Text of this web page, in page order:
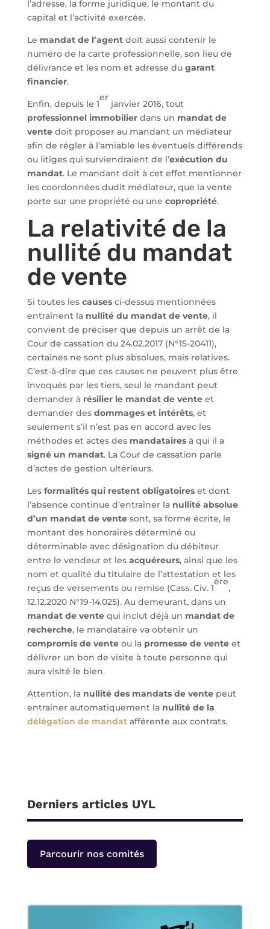
l’adresse, la forme juridique, le montant du
capital et l’activité exercée.
Le mandat de l’agentdoit aussi contenir le
numéro de la carte professionnelle, son lieu de
délivrance et les nom et adresse du garant
financier.
Enfin, depuis le 1
er
janvier 2016, tout
professionnel immobilierdans un mandat de
ventedoit proposer au mandant un médiateur
afin de régler à l’amiable les éventuels différends
ou litiges qui surviendraient de l’exécution du
mandat. Le mandant doit à cet effet mentionner
les coordonnées dudit médiateur, que la vente
porte sur une propriété ou une copropriété.
La relativité de la
nullité du mandat
de vente
Si toutes les causesci-dessus mentionnées
entraînent la nullité du mandat de vente, il
convient de préciser que depuis un arrêt de la
Cour de cassation du 24.02.2017 (N°15-20411),
certaines ne sont plus absolues, mais relatives.
C’est-à-dire que ces causes ne peuvent plus être
invoqués par les tiers, seul le mandant peut
demander à résilier le mandat de venteet
demander des dommages et intérêts, et
seulement s’il n’est pas en accord avec les
méthodes et actes des mandatairesà qui il a
signé un mandat. La Cour de cassation parle
d’actes de gestion ultérieurs.
Les formalités qui restent obligatoireset dont
l’absence continue d’entraîner la nullité absolue
d’un mandat de ventesont, sa forme écrite, le
montant des honoraires déterminé ou
déterminable avec désignation du débiteur
entre le vendeur et les acquéreurs, ainsi que les
nom et qualité du titulaire de l’attestation et les
reçus de versements ou remise (Cass. Civ. 1
ère
,
12.12.2020 N°19-14.025). Au demeurant, dans un
mandat de ventequi inclut déjà un mandat de
recherche, le mandataire va obtenir un
compromis de venteou la promesse de vente et
délivrer un bon de visite à toute personne qui
aura visité le bien.
Attention, la nullité des mandats de ventepeut
entrainer automatiquement la nullité de la
délégation de mandatafférente aux contrats.
Derniers articles UYL
Parcourir nos comités